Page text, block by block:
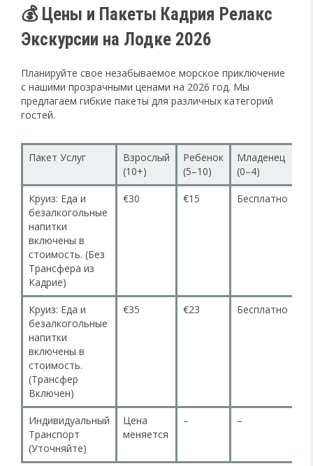
💰 Цены и Пакеты Кадрия Релакс
Экскурсии на Лодке 2026
Планируйте свое незабываемое морское приключение
с нашими прозрачными ценами на 2026 год. Мы
предлагаем гибкие пакеты для различных категорий
гостей.
Пакет Услуг
Взрослый
(10+)
Ребенок
(5–10)
Младенец
(0–4)
Круиз: Еда и
безалкогольные
напитки
включены в
стоимость. (Без
Трансфера из
Кадрие)
€30 €15 Бесплатно
Круиз: Еда и
безалкогольные
напитки
включены в
стоимость.
(Трансфер
Включен)
€35 €23 Бесплатно
Индивидуальный
Транспорт
(Уточняйте)
Цена
меняется
– –